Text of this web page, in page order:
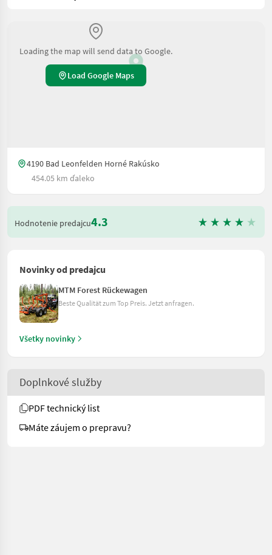
Loading the map will send data to Google.
Load Google Maps
4190 Bad Leonfelden Horné Rakúsko
454.05 km ďaleko
Hodnotenie predajcu4.3
Novinky od predajcu
MTM Forest Rückewagen
Beste Qualität zum Top Preis. Jetzt anfragen.
Všetky novinky
Doplnkové služby
PDF technický list
Máte záujem o prepravu?